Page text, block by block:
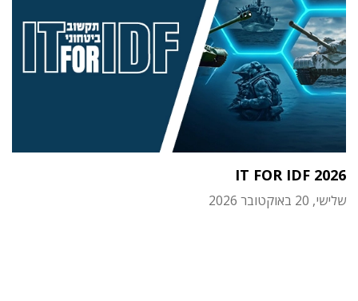
IT FOR IDF 2026
שלישי, 20 באוקטובר 2026